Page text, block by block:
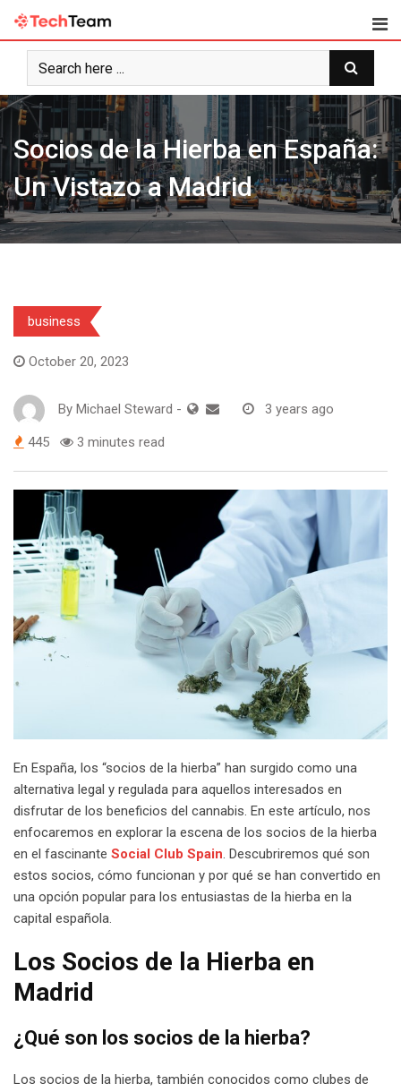
Skip
content
Socios de la Hierba en España:
Un Vistazo a Madrid
business
October 20, 2023
By Michael Steward - 3 years ago
445 3 minutes read
En España, los “socios de la hierba” han surgido como una
alternativa legal y regulada para aquellos interesados en
disfrutar de los beneficios del cannabis. En este artículo, nos
enfocaremos en explorar la escena de los socios de la hierba
en el fascinante Social Club Spain. Descubriremos qué son
estos socios, cómo funcionan y por qué se han convertido en
una opción popular para los entusiastas de la hierba en la
capital española.
Los Socios de la Hierba en
Madrid
¿Qué son los socios de la hierba?
Los socios de la hierba, también conocidos como clubes de